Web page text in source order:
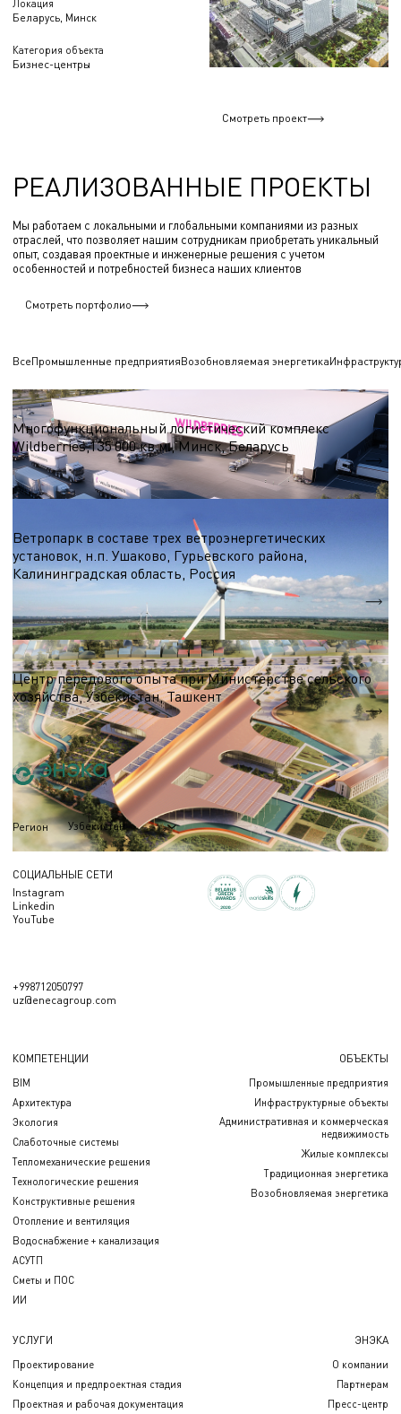
Локация
Беларусь, Минск
Категория объекта
Бизнес-центры
Смотреть проект
РЕАЛИЗОВАННЫЕ ПРОЕКТЫ
Мы работаем с локальными и глобальными компаниями из разных
отраслей, что позволяет нашим сотрудникам приобретать уникальный
опыт, создавая проектные и инженерные решения с учетом
особенностей и потребностей бизнеса наших клиентов
Смотреть портфолио
ВсеПромышленные предприятияВозобновляемая энергетика
Логистические центры и склады
Многофункциональный логистический комплекс
Wildberries,135 000 кв.м., Минск, Беларусь
S = 135 000 кв.м.
Ветропарк в составе трех ветроэнергетических
установок, н.п. Ушаково, Гурьевского района,
Калининградская область, Россия
Выставочный комплекс
Центр передового опыта при Министерстве сельского
хозяйства, Узбекистан, Ташкент
S = 13 590 м.кв.
Регион Узбекистан
СОЦИАЛЬНЫЕ СЕТИ
Instagram
Linkedin
YouTube
+998712050797
uz@enecagroup.com
КОМПЕТЕНЦИИ
BIM
Архитектура
Экология
Слаботочные системы
Тепломеханические решения
Технологические решения
Конструктивные решения
Отопление и вентиляция
Водоснабжение + канализация
АСУТП
Сметы и ПОС
ИИ
ОБЪЕКТЫ
Промышленные предприятия
Инфраструктурные объекты
Административная и коммерческая
недвижимость
Жилые комплексы
Традиционная энергетика
Возобновляемая энергетика
УСЛУГИ
Проектирование
Концепция и предпроектная стадия
Проектная и рабочая документация
ЭНЭКА
О компании
Партнерам
Пресс-центр